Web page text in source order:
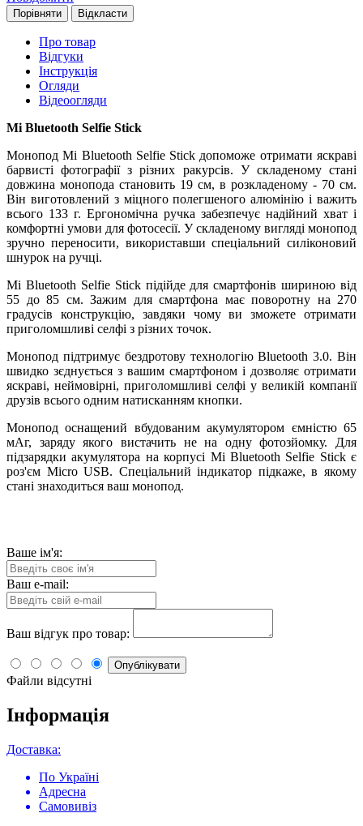
Порівняти Відкласти
Про товар
Відгуки
Інструкція
Огляди
Відеоогляди
Mi Bluetooth Selfie Stick
Монопод Mi Bluetooth Selfie Stick допоможе отримати яскраві
барвисті фотографії з різних ракурсів. У складеному стані
довжина монопода становить 19 см, в розкладеному - 70 см.
Він виготовлений з міцного полегшеного алюмінію і важить
всього 133 г. Ергономічна ручка забезпечує надійний хват і
комфортні умови для фотосесії. У складеному вигляді монопод
зручно переносити, використавши спеціальний силіконовий
шнурок на ручці.
Mi Bluetooth Selfie Stick підійде для смартфонів шириною від
55 до 85 см. Зажим для смартфона має поворотну на 270
градусів конструкцію, завдяки чому ви зможете отримати
приголомшливі селфі з різних точок.
Монопод підтримує бездротову технологію Bluetooth 3.0. Він
швидко зєднується з вашим смартфоном і дозволяє отримати
яскраві, неймовірні, приголомшливі селфі у великій компанії
друзів всього одним натисканням кнопки.
Монопод оснащений вбудованим акумулятором ємністю 65
мАг, заряду якого вистачить не на одну фотозйомку. Для
підзарядки акумулятора на корпусі Mi Bluetooth Selfie Stick є
роз'єм Micro USB. Спеціальний індикатор підкаже, в якому
стані знаходиться ваш монопод.
Ваше ім'я:
Ваш e-mail:
Ваш відгук про товар:
Опублікувати
Файли відсутні
Інформація
Доставка:
По Україні
Адресна
Самовивіз